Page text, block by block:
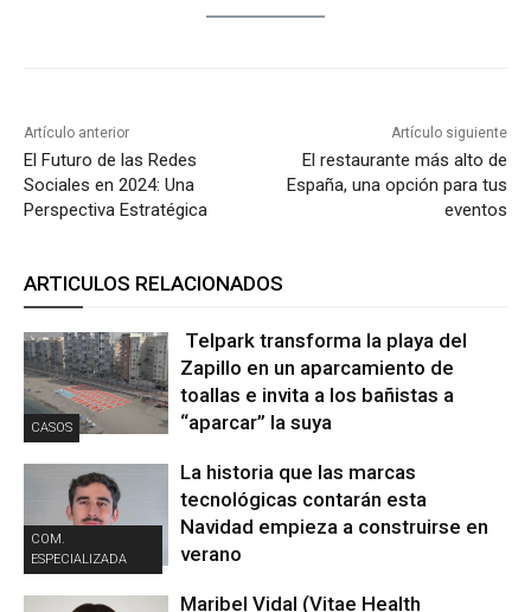
Artículo anterior
El Futuro de las Redes
Sociales en 2024: Una
Perspectiva Estratégica
Artículo siguiente
El restaurante más alto de
España, una opción para tus
eventos
ARTICULOS RELACIONADOS
CASOS
Telpark transforma la playa del
Zapillo en un aparcamiento de
toallas e invita a los bañistas a
“aparcar” la suya
COM.
ESPECIALIZADA
La historia que las marcas
tecnológicas contarán esta
Navidad empieza a construirse en
verano
Maribel Vidal (Vitae Health